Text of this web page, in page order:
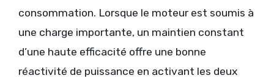
consommation. Lorsque le moteur est soumis à
une charge importante, un maintien constant
d’une haute efficacité offre une bonne
réactivité de puissance en activant les deux